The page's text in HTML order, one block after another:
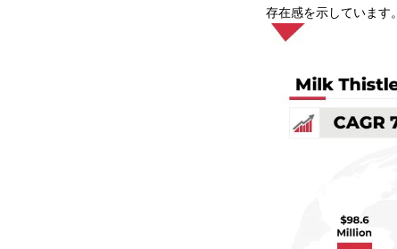
存在感を示しています。